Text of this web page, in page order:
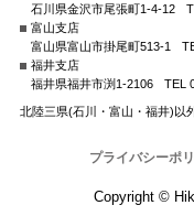
石川県金沢市尾張町1-4-12
富山支店
富山県富山市掛尾町513-1
福井支店
福井県福井市渕1-2106
TEL
北陸三県(石川・富山・福井)以
プライバシーポ
Copyright ©